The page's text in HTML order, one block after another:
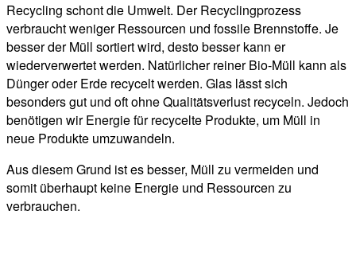
Recycling schont die Umwelt. Der Recyclingprozess
verbraucht weniger Ressourcen und fossile Brennstoffe. Je
besser der Müll sortiert wird, desto besser kann er
wiederverwertet werden. Natürlicher reiner Bio-Müll kann als
Dünger oder Erde recycelt werden. Glas lässt sich
besonders gut und oft ohne Qualitätsverlust recyceln. Jedoch
benötigen wir Energie für recycelte Produkte, um Müll in
neue Produkte umzuwandeln.
Aus diesem Grund ist es besser, Müll zu vermeiden und
somit überhaupt keine Energie und Ressourcen zu
verbrauchen.